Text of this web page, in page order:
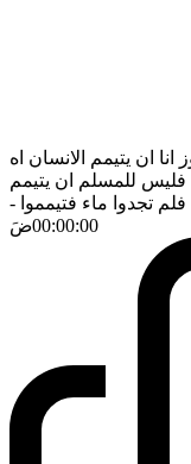
ان يتيمم الانسان اه
فليس للمسلم ان يتيمم
تجدوا ماء فتيمموا -
00:00:00ضَ